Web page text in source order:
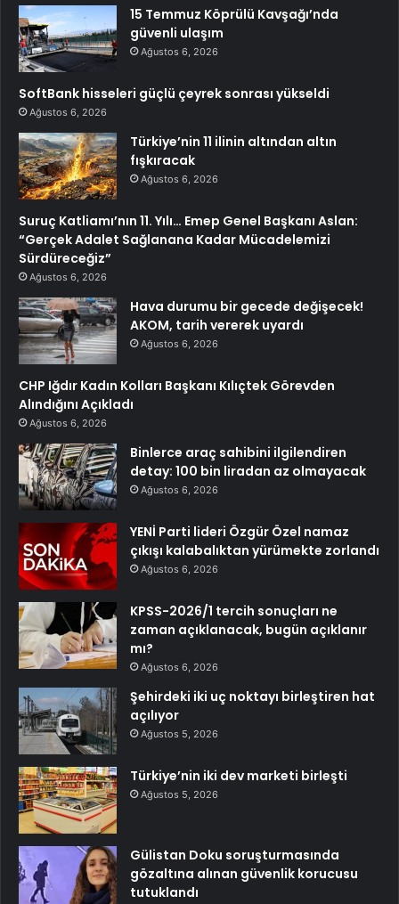
15 Temmuz Köprülü Kavşağı’nda
güvenli ulaşım
Ağustos 6, 2026
SoftBank hisseleri güçlü çeyrek sonrası yükseldi
Ağustos 6, 2026
Türkiye’nin 11 ilinin altından altın
fışkıracak
Ağustos 6, 2026
Suruç Katliamı’nın 11. Yılı… Emep Genel Başkanı Aslan:
“Gerçek Adalet Sağlanana Kadar Mücadelemizi
Sürdüreceğiz”
Ağustos 6, 2026
Hava durumu bir gecede değişecek!
AKOM, tarih vererek uyardı
Ağustos 6, 2026
CHP Iğdır Kadın Kolları Başkanı Kılıçtek Görevden
Alındığını Açıkladı
Ağustos 6, 2026
Binlerce araç sahibini ilgilendiren
detay: 100 bin liradan az olmayacak
Ağustos 6, 2026
YENİ Parti lideri Özgür Özel namaz
çıkışı kalabalıktan yürümekte zorlandı
Ağustos 6, 2026
KPSS-2026/1 tercih sonuçları ne
zaman açıklanacak, bugün açıklanır
mı?
Ağustos 6, 2026
Şehirdeki iki uç noktayı birleştiren hat
açılıyor
Ağustos 5, 2026
Türkiye’nin iki dev marketi birleşti
Ağustos 5, 2026
Gülistan Doku soruşturmasında
gözaltına alınan güvenlik korucusu
tutuklandı